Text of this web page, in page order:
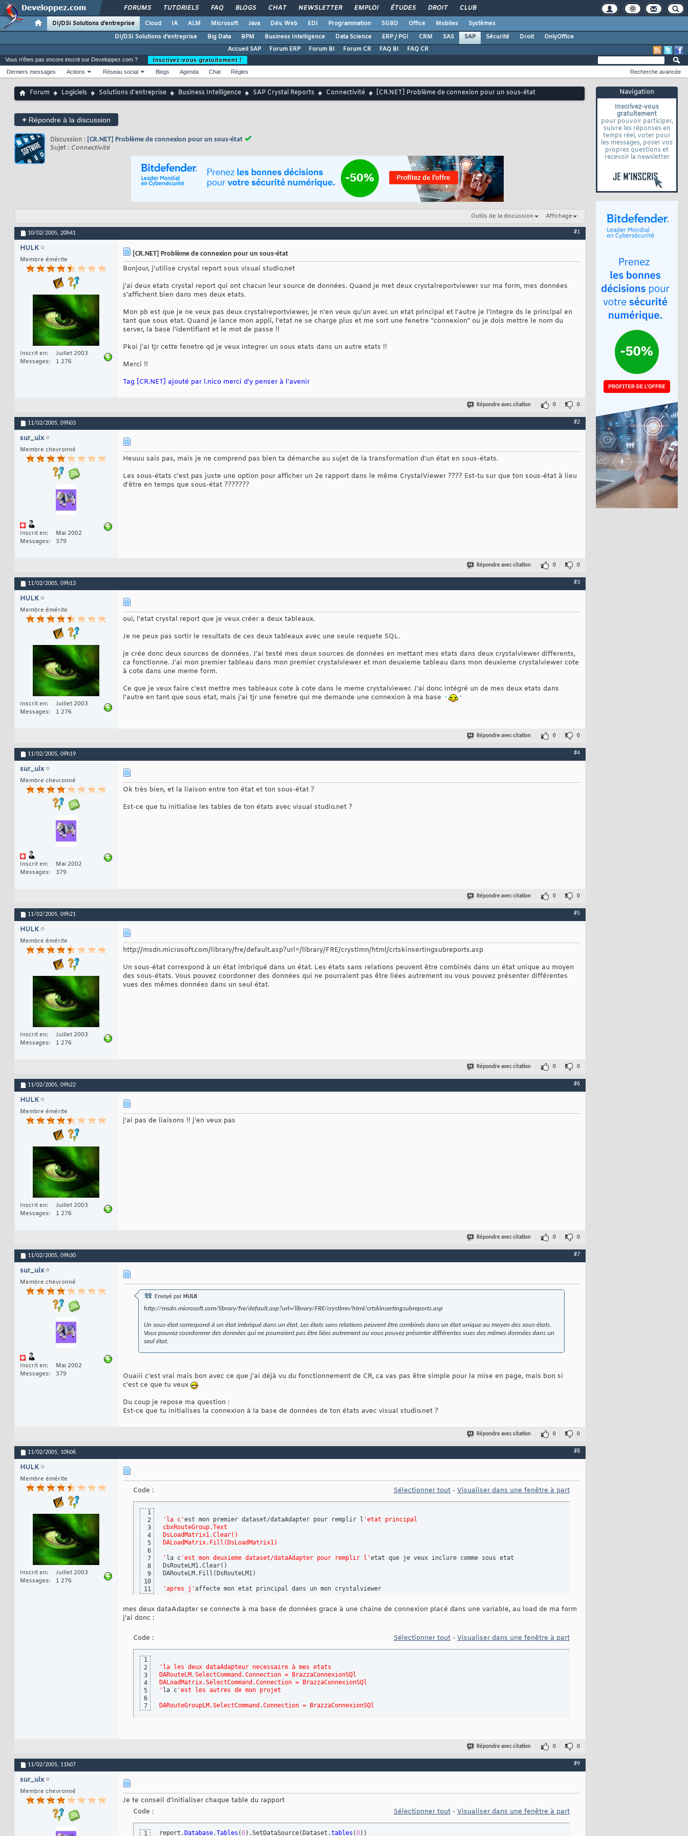
FORUMS TUTORIELS FAQ BLOGS CHAT NEWSLETTER EMPLOI ÉTUDES DROIT CLUB
DI/DSI Solutions d'entreprise Cloud IA ALM Microsoft Java Dév. Web EDI Programmation SGBD Office Mobiles
Systèmes
DI/DSI Solutions d'entreprise
Big Data BPM Business Intelligence Data Science ERP / PGI CRM SAS SAP Sécurité Droit
OnlyOffice
Accueil SAP
Forum ERP Forum BI Forum CR FAQ BI FAQ CR
Navigation
Inscrivez-vous
gratuitement
pour pouvoir participer,
suivre les réponses en
temps réel, voter pour
les messages, poser vos
propres questions et
recevoir la newsletter
Vous n'êtes pas encore inscrit sur Developpez.com ?
Inscrivez-vous gratuitement !
Derniers messages
Actions Réseau social Blogs Agenda Chat Règles Recherche avancée
Forum Logiciels Solutions d'entreprise Business Intelligence SAP Crystal Reports Connectivité [CR.NET] Problème de connexion pour un sous-état
+ Répondre à la discussion
Discussion : [CR.NET] Problème de connexion pour un sous-état
Sujet : Connectivité
Outils de la discussion Affichage
10/02/2005, 20h41 #1
HULK
Membre émérite
Inscrit en
Juillet 2003
Messages
1 276
[CR.NET] Problème de connexion pour un sous-état
Bonjour, j'utilise crystal report sous visual studio.net
j'ai deux etats crystal report qui ont chacun leur source de données. Quand je met deux crystalreportviewer sur ma form, mes données
s'affichent bien dans mes deux etats.
Mon pb est que je ne veux pas deux crystalreportviewer, je n'en veux qu'un avec un etat principal et l'autre je l'integre ds le principal en
tant que sous etat. Quand je lance mon appli, l'etat ne se charge plus et me sort une fenetre "connexion" ou je dois mettre le nom du
server, la base l'identifiant et le mot de passe !!
Pkoi j'ai tjr cette fenetre qd je veux integrer un sous etats dans un autre etats !!
Merci !!
Tag [CR.NET] ajouté par l.nico merci d'y penser à l'avenir
Répondre avec citation 0 0
11/02/2005, 09h03 #2
sur_uix
Membre chevronné
Inscrit en
Mai 2002
Messages
379
Heuuu sais pas, mais je ne comprend pas bien ta démarche au sujet de la transformation d'un état en sous-états.
Les sous-états c'est pas juste une option pour afficher un 2e rapport dans le même CrystalViewer ???? Est-tu sur que ton sous-état à lieu
d'être en temps que sous-état ???????
Répondre avec citation 0 0
11/02/2005, 09h13 #3
HULK
Membre émérite
Inscrit en
Juillet 2003
Messages
1 276
oui, l'etat crystal report que je veux créer a deux tableaux.
Je ne peux pas sortir le resultats de ces deux tableaux avec une seule requete SQL.
je crée donc deux sources de données. J'ai testé mes deux sources de données en mettant mes etats dans deux crystalviewer differents,
ca fonctionne. J'ai mon premier tableau dans mon premier crystalviewer et mon deuxieme tableau dans mon deuxieme crystalviewer cote
à cote dans une meme form.
Ce que je veux faire c'est mettre mes tableaux cote à cote dans le meme crystalviewer. J'ai donc intégré un de mes deux etats dans
l'autre en tant que sous etat, mais j'ai tjr une fenetre qui me demande une connexion à ma base
Répondre avec citation 0 0
11/02/2005, 09h19 #4
sur_uix
Membre chevronné
Inscrit en
Mai 2002
Messages
379
Ok très bien, et la liaison entre ton état et ton sous-état ?
Est-ce que tu initialise les tables de ton états avec visual studio.net ?
Répondre avec citation 0 0
11/02/2005, 09h21 #5
HULK
Membre émérite
Inscrit en
Juillet 2003
Messages
1 276
http://msdn.microsoft.com/library/fre/default.asp?url=/library/FRE/crystlmn/html/crtskinsertingsubreports.asp
Un sous-état correspond à un état imbriqué dans un état. Les états sans relations peuvent être combinés dans un état unique au moyen
des sous-états. Vous pouvez coordonner des données qui ne pourraient pas être liées autrement ou vous pouvez présenter différentes
vues des mêmes données dans un seul état.
Répondre avec citation 0 0
11/02/2005, 09h22 #6
HULK
Membre émérite
Inscrit en
Juillet 2003
Messages
1 276
j'ai pas de liaisons !! j'en veux pas
Répondre avec citation 0 0
11/02/2005, 09h30 #7
sur_uix
Membre chevronné
Inscrit en
Mai 2002
Messages
379
Envoyé par HULK
http://msdn.microsoft.com/library/fre/default.asp?url=/library/FRE/crystlmn/html/crtskinsertingsubreports.asp
Un sous-état correspond à un état imbriqué dans un état. Les états sans relations peuvent être combinés dans un état unique au moyen des sous-états.
Vous pouvez coordonner des données qui ne pourraient pas être liées autrement ou vous pouvez présenter différentes vues des mêmes données dans un
seul état.
Ouaiii c'est vrai mais bon avec ce que j'ai déjà vu du fonctionnement de CR, ca vas pas être simple pour la mise en page, mais bon si
c'est ce que tu veux
Du coup je repose ma question :
Est-ce que tu initialises la connexion à la base de données de ton états avec visual studio.net ?
Répondre avec citation 0 0
11/02/2005, 10h06 #8
HULK
Membre émérite
Inscrit en
Juillet 2003
Messages
1 276
Code : Sélectionner tout - Visualiser dans une fenêtre à part
1
2
3
4
5
6
7
8
9
10
11
'la c'est mon premier dataset/dataAdapter pour remplir l 'etat principal
cbxRouteGroup.Text
DsLoadMatrix1.Clear()
DALoadMatrix.Fill(DsLoadMatrix1)
' la c 'est mon deuxieme dataset/dataAdapter pour remplir l'etat que je veux inclure comme sous etat
DsRouteLM1.Clear( )
DARouteLM.Fill ( DsRouteLM1)
'apres j'affecte mon etat principal dans un mon crystalviewer
mes deux dataAdapter se connecte à ma base de données grace à une chaine de connexion placé dans une variable, au load de ma form
j'ai donc :
Code : Sélectionner tout - Visualiser dans une fenêtre à part
1
2
3
4
5
6
7
'la les deux dataAdapteur necessaire à mes etats
DARouteLM.SelectCommand.Connection = BrazzaConnexionSQl
DALoadMatrix.SelectCommand.Connection = BrazzaConnexionSQl
' la c 'est les autres de mon projet
DARouteGroupLM.SelectCommand.Connection = BrazzaConnexionSQl
Répondre avec citation 0 0
11/02/2005, 11h07 #9
sur_uix
Membre chevronné
Je te conseil d'initialiser chaque table du rapport
Code :
Sélectionner tout - Visualiser dans une fenêtre à part
1 report. Database.Tables (0) .SetDataSource( Dataset.tables (0) )